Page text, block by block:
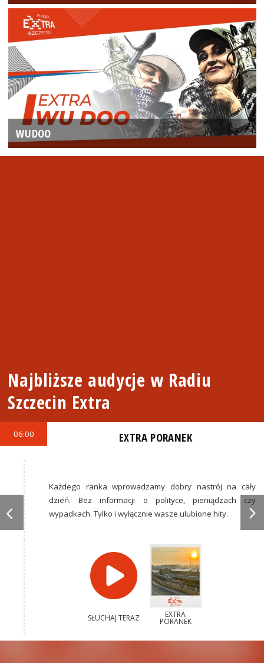
WUDOO
Najbliższe audycje w Radiu
Szczecin Extra
06:00 EXTRA PORANEK
Każdego ranka wprowadzamy dobry nastrój na cały
dzień. Bez informacji o polityce, pieniądzach czy
wypadkach. Tylko i wyłącznie wasze ulubione hity.
SŁUCHAJ TERAZ EXTRA
PORANEK